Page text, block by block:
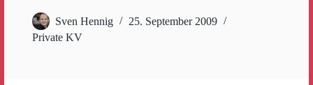
Sven Hennig
25. September 2009
Private KV